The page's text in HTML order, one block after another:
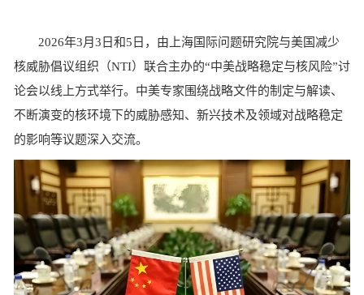
2026年3月3日和5日，由上海国际问题研究院与美国减少
核威胁倡议组织（NTI）联合主办的“中美战略稳定与核风险”讨
论会以线上方式举行。中美专家围绕战略文件的制定与解读、
不断演变的核环境下的威胁感知、新兴技术及领域对战略稳定
的影响等议题深入交流。